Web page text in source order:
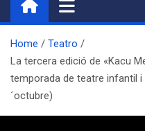
Home
Teatro
La tercera edició de «Kacu
temporada de teatre infantil
´octubre)